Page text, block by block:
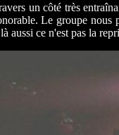
un côté très
Le groupe nous
aussi ce n'est pas la